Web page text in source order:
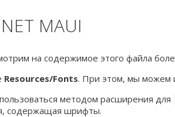
MAUI
на содержимое этого файла
Resources/Fonts. При этом, мы можем
методом расширения для
содержащая шрифты.